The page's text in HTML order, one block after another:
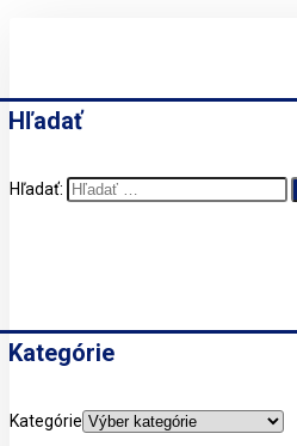
Hľadať
Hľadať:
Kategórie
Kategórie